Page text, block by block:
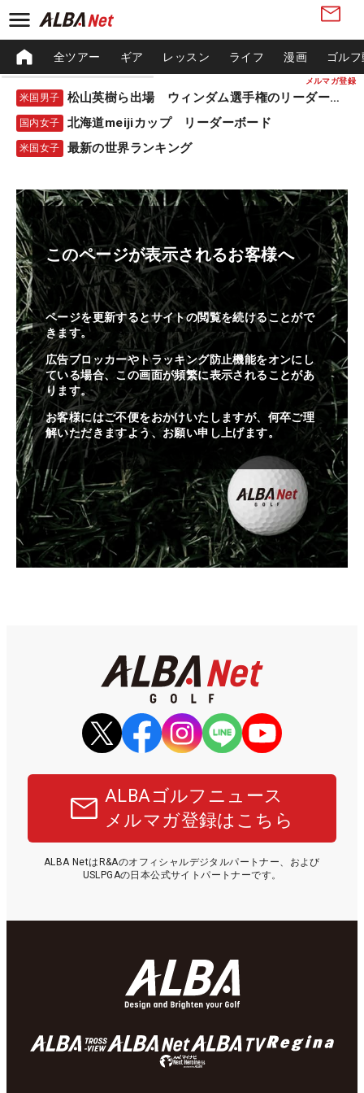
メルマガ登録
全ツアー ギア レッスン ライフ 漫画 ゴル
米国男子 松山英樹ら出場 ウィンダム選手権のリーダーボード
国内女子 北海道meijiカップ リーダーボード
米国女子 最新の世界ランキング
このページが表示されるお客様へ
ページを更新するとサイトの閲覧を続けることがで
きます。
広告ブロッカーやトラッキング防止機能をオンにし
ている場合、この画面が頻繁に表示されることがあ
ります。
お客様にはご不便をおかけいたしますが、何卒ご理
解いただきますよう、お願い申し上げます。
ALBAゴルフニュース
メルマガ登録はこちら
ALBA NetはR&Aのオフィシャルデジタルパートナー、および
USLPGAの日本公式サイトパートナーです。